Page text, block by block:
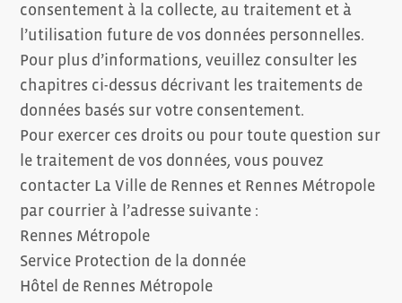
consentement à la collecte, au traitement et à
l’utilisation future de vos données personnelles.
Pour plus d’informations, veuillez consulter les
chapitres ci-dessus décrivant les traitements de
données basés sur votre consentement.
Pour exercer ces droits ou pour toute question sur
le traitement de vos données, vous pouvez
contacter La Ville de Rennes et Rennes Métropole
par courrier à l’adresse suivante :
Rennes Métropole
Service Protection de la donnée
Hôtel de Rennes Métropole